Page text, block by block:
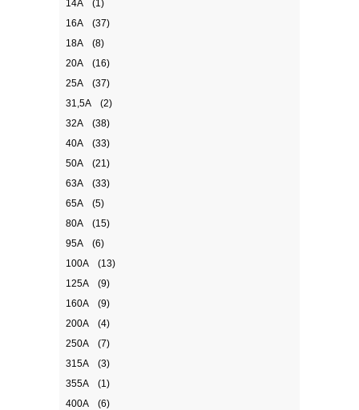
14А
(1)
16А
(37)
18A
(8)
20А
(16)
25А
(37)
31,5А
(2)
32А
(38)
40А
(33)
50А
(21)
63А
(33)
65A
(5)
80А
(15)
95A
(6)
100А
(13)
125А
(9)
160А
(9)
200А
(4)
250А
(7)
315А
(3)
355А
(1)
400А
(6)